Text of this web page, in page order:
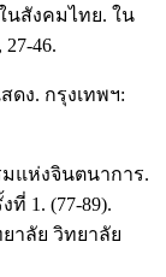
นสังคมไทย. ใน
46.
ง. กรุงเทพฯ:
มแห่งจินตนาการ.
1. (77-89).
าลัย วิทยาลัย